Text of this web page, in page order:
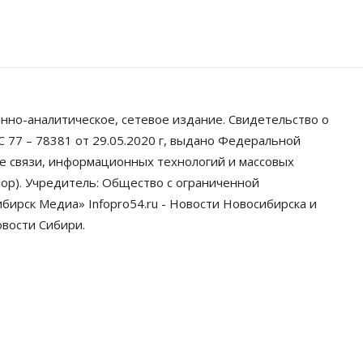
Искусственный
интеллект предлагают
лекарств в России
06 Августа 2026, 19:00
аналитическое, сетевое издание. Свидетельство о
– 78381 от 29.05.2020 г, выдано Федеральной
связи, информационных технологий и массовых
Учредитель: Общество с ограниченной
Медиа» Infopro54.ru - Новости Новосибирска и
Сибири.